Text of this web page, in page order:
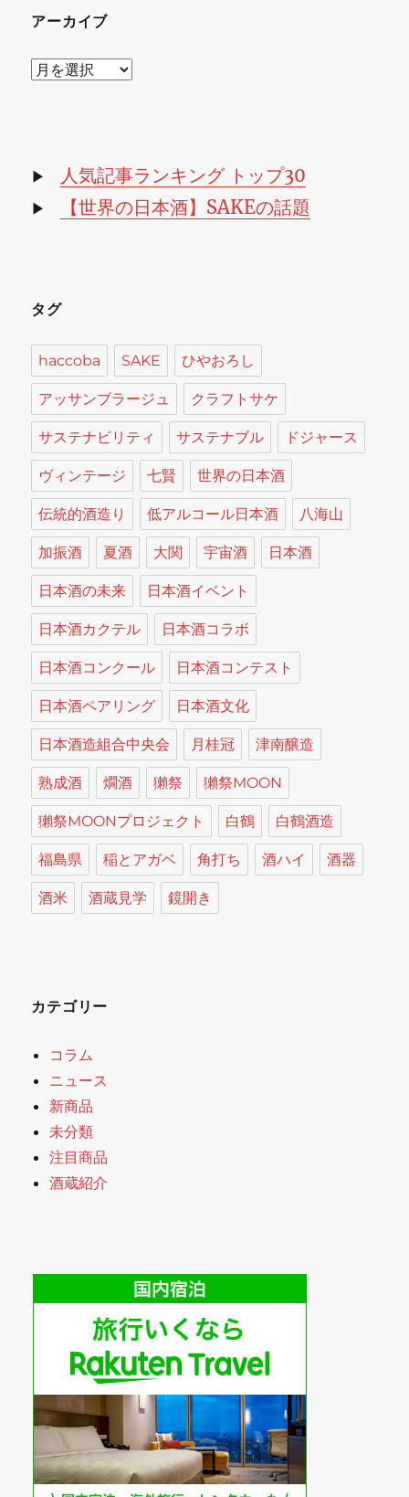
ガ
ニ
証」
取
を
発
売
に
アーカイブ
ア
ブ
▶ 人気記事ランキング トップ30
▶ 【世界の日本酒】SAKEの話題
タグ
haccoba SAKE ひやおろし
アッサンブラージュ クラフトサケ
サステナビリティ サステナブル ドジャース
ヴィンテージ 七賢 世界の日本酒
伝統的酒造り 低アルコール日本酒 八海山
加振酒 夏酒 大関 宇宙酒 日本酒
日本酒の未来 日本酒イベント
日本酒カクテル 日本酒コラボ
日本酒コンクール 日本酒コンテスト
日本酒ペアリング 日本酒文化
日本酒造組合中央会 月桂冠 津南醸造
熟成酒 燗酒 獺祭 獺祭MOON
獺祭MOONプロジェクト 白鶴 白鶴酒造
福島県 稲とアガベ 角打ち 酒ハイ 酒器
酒米 酒蔵見学 鏡開き
カテゴリー
コラム
ニュース
新商品
未分類
注目商品
酒蔵紹介